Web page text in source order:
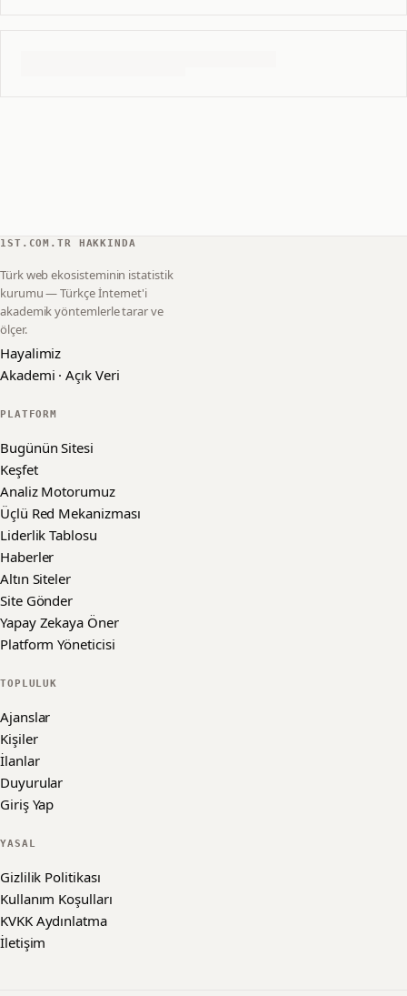
1ST.COM.TR HAKKINDA
Türk web ekosisteminin istatistik
kurumu — Türkçe İnternet'i
akademik yöntemlerle tarar ve
ölçer.
Hayalimiz
Akademi · Açık Veri
PLATFORM
Bugünün Sitesi
Keşfet
Analiz Motorumuz
Üçlü Red Mekanizması
Liderlik Tablosu
Haberler
Altın Siteler
Site Gönder
Yapay Zekaya Öner
Platform Yöneticisi
TOPLULUK
Ajanslar
Kişiler
İlanlar
Duyurular
Giriş Yap
YASAL
Gizlilik Politikası
Kullanım Koşulları
KVKK Aydınlatma
İletişim